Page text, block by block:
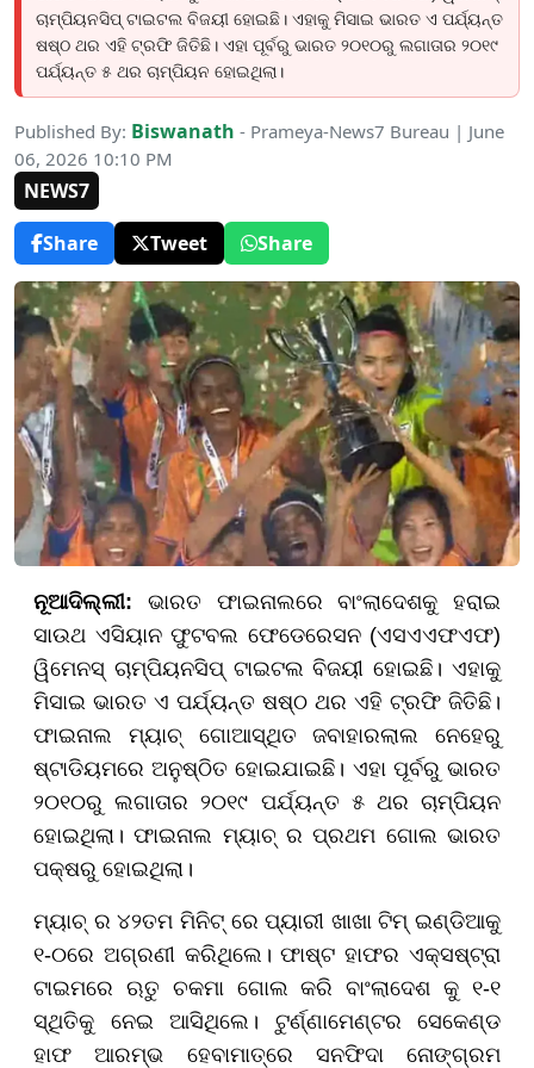
ଚାମ୍ପିୟନସିପ୍ ଟାଇଟଲ ବିଜୟୀ ହୋଇଛି। ଏହାକୁ ମିସାଇ ଭାରତ ଏ ପର୍ଯ୍ୟନ୍ତ
ଷଷ୍ଠ ଥର ଏହି ଟ୍ରଫି ଜିତିଛି। ଏହା ପୂର୍ବରୁ ଭାରତ ୨୦୧୦ରୁ ଲଗାତାର ୨୦୧୯
ପର୍ଯ୍ୟନ୍ତ ୫ ଥର ଚାମ୍ପିୟନ ହୋଇଥିଲା।
Published By: Biswanath - Prameya-News7 Bureau | June
06, 2026 10:10 PM
NEWS7
Share
Tweet Share
ନୂଆଦିଲ୍ଲୀ: ଭାରତ ଫାଇନାଲରେ ବାଂଲାଦେଶକୁ ହରାଇ
ସାଉଥ ଏସିୟାନ ଫୁଟବଲ ଫେଡେରେସନ (ଏସଏଏଫଏଫ)
ୱିମେନସ୍ ଚାମ୍ପିୟନସିପ୍ ଟାଇଟଲ ବିଜୟୀ ହୋଇଛି। ଏହାକୁ
ମିସାଇ ଭାରତ ଏ ପର୍ଯ୍ୟନ୍ତ ଷଷ୍ଠ ଥର ଏହି ଟ୍ରଫି ଜିତିଛି।
ଫାଇନାଲ ମ୍ୟାଚ୍ ଗୋଆସ୍ଥିତ ଜବାହାରଲାଲ ନେହେରୁ
ଷ୍ଟାଡିୟମରେ ଅନୁଷ୍ଠିତ ହୋଇଯାଇଛି। ଏହା ପୂର୍ବରୁ ଭାରତ
୨୦୧୦ରୁ ଲଗାତାର ୨୦୧୯ ପର୍ଯ୍ୟନ୍ତ ୫ ଥର ଚାମ୍ପିୟନ
ହୋଇଥିଲା। ଫାଇନାଲ ମ୍ୟାଚ୍ ର ପ୍ରଥମ ଗୋଲ ଭାରତ
ପକ୍ଷରୁ ହୋଇଥିଲା।
ମ୍ୟାଚ୍ ର ୪୨ତମ ମିନିଟ୍ ରେ ପ୍ୟାରୀ ଖାଖା ଟିମ୍ ଇଣ୍ଡିଆକୁ
୧-୦ରେ ଅଗ୍ରଣୀ କରିଥିଲେ। ଫାଷ୍ଟ ହାଫର ଏକ୍ସଷ୍ଟ୍ରା
ଟାଇମରେ ଋତୁ ଚକମା ଗୋଲ କରି ବାଂଲାଦେଶ କୁ ୧-୧
ସ୍ଥିତିକୁ ନେଇ ଆସିଥିଲେ। ଟୁର୍ଣ୍ଣାମେଣ୍ଟର ସେକେଣ୍ଡ
ହାଫ ଆରମ୍ଭ ହେବାମାତ୍ରେ ସନଫିଦା ନୋଙ୍ଗ୍ରମ